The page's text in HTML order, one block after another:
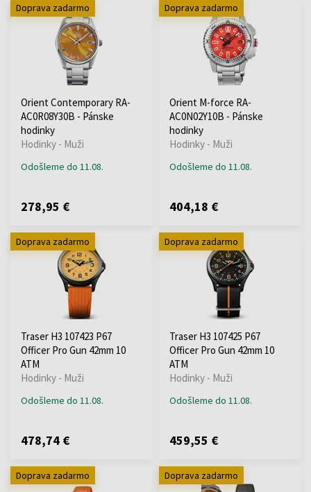
Doprava zadarmo
Orient Contemporary RA-
AC0R08Y30B - Pánske
hodinky
Hodinky - Muži
Odošleme do 11.08.
278,95 €
Doprava zadarmo
Orient M-force RA-
AC0N02Y10B - Pánske
hodinky
Hodinky - Muži
Odošleme do 11.08.
404,18 €
Doprava zadarmo
Traser H3 107423 P67
Officer Pro Gun 42mm 10
ATM
Hodinky - Muži
Odošleme do 11.08.
478,74 €
Doprava zadarmo
Traser H3 107425 P67
Officer Pro Gun 42mm 10
ATM
Hodinky - Muži
Odošleme do 11.08.
459,55 €
Doprava zadarmo Doprava zadarmo